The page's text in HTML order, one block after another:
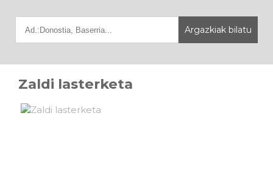
Zaldi lasterketa